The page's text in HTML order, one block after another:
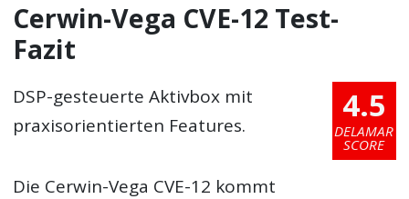
Cerwin-Vega CVE-12 Test-
Fazit
4.5
DELAMAR
SCORE
DSP-gesteuerte Aktivbox mit
praxisorientierten Features.
Die Cerwin-Vega CVE-12 kommt